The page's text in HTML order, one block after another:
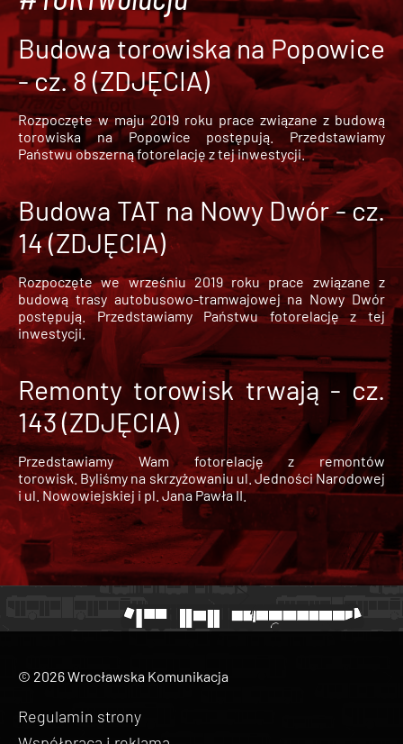
Budowa torowiska na Popowice
- cz. 8 (ZDJĘCIA)
Rozpoczęte w maju 2019 roku prace związane z budową
torowiska na Popowice
postępują. Przedstawiamy
Państwu obszerną fotorelację z tej inwestycji.
Budowa TAT na Nowy Dwór - cz.
14 (ZDJĘCIA)
Rozpoczęte we wrześniu 2019 roku prace związane z
budową trasy autobusowo-tramwajowej na Nowy Dwór
postępują. Przedstawiamy Państwu fotorelację z tej
inwestycji.
Remonty torowisk trwają - cz.
143 (ZDJĘCIA)
Przedstawiamy Wam fotorelację z remontów
torowisk. Byliśmy na skrzyżowaniu ul. Jedności Narodowej
i ul. Nowowiejskiej i pl. Jana Pawła II.
© 2026 Wrocławska Komunikacja
Regulamin strony